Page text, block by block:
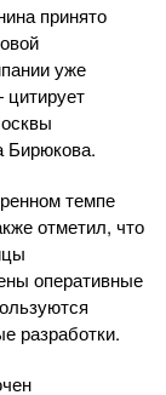
принято
уже
Бирюкова.
темпе
отметил, что
оперативные
разработки.